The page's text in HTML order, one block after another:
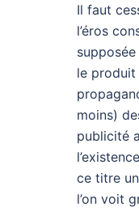
Il faut
l’éros
le produit
moins)
publicité
ce titre
l’on voit